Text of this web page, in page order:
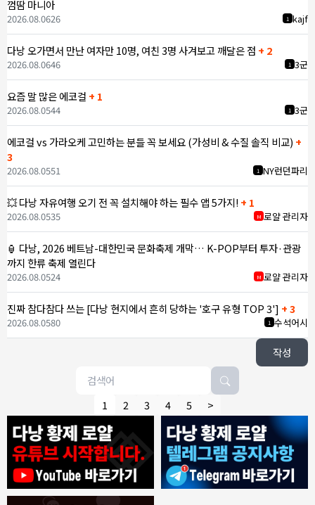
껌땀 마니아
1 kajf
2026.08.0626
다낭 오가면서 만난 여자만 10명, 여친 3명 사겨보고 깨달은 점 + 2
1 3군
2026.08.0646
요즘 말 많은 에코걸 + 1
1 3군
2026.08.0544
에코걸 vs 가라오케 고민하는 분들 꼭 보세요 (가성비 & 수질 솔직 비교) +
3
1 NY런던파리
2026.08.0551
💥 다낭 자유여행 오기 전 꼭 설치해야 하는 필수 앱 5가지! + 1
M 로얄 관리자
2026.08.0535
🏮 다낭, 2026 베트남-대한민국 문화축제 개막… K-POP부터 투자·관광
까지 한류 축제 열린다
M 로얄 관리자
2026.08.0524
진짜 참다참다 쓰는 [다낭 현지에서 흔히 당하는 '호구 유형 TOP 3'] + 3
1 수석어시
2026.08.0580
작성
1 2 3 4 5 >